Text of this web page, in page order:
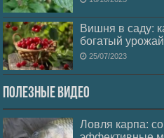
Вишня в саду:
богатый
25/07/2023
Полезные видео
Ловля карпа: